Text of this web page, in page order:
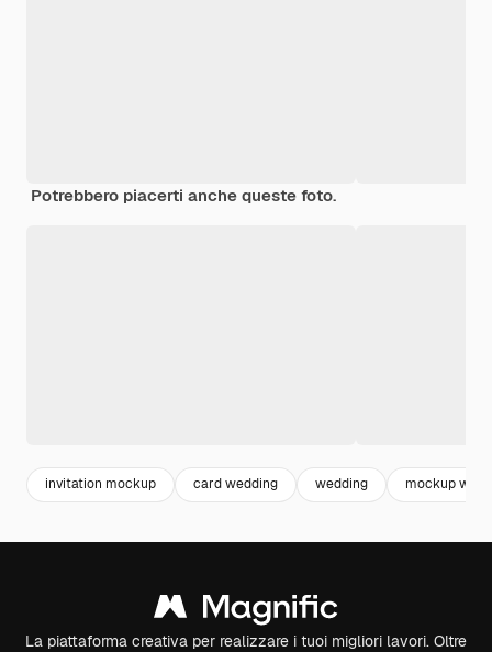
Potrebbero piacerti anche queste foto.
invitation mockup card wedding wedding mockup
La piattaforma creativa per realizzare i tuoi migliori lavori. Oltre